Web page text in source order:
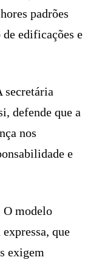
padrões
edificações e
secretária
defende que a
nos
e
O modelo
que
exigem